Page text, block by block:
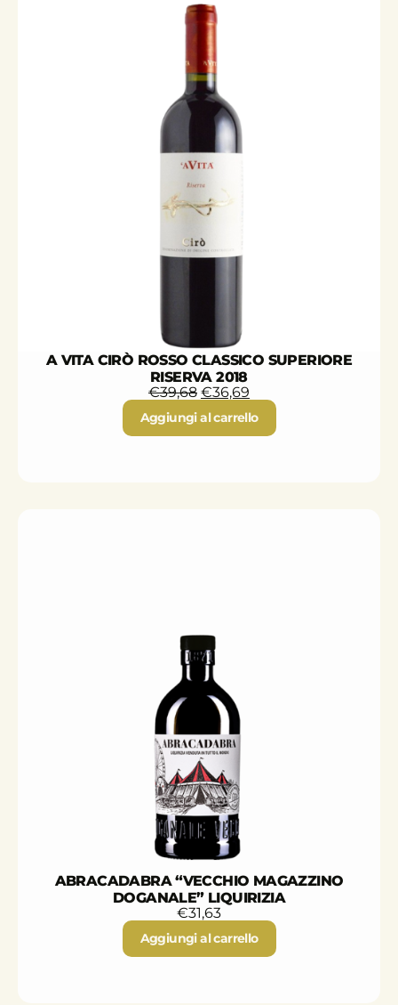
A VITA CIRÒ ROSSO CLASSICO SUPERIORE
RISERVA 2018
€39,68 €36,69
Aggiungi al carrello
ABRACADABRA “VECCHIO MAGAZZINO
DOGANALE” LIQUIRIZIA
€31,63
Aggiungi al carrello